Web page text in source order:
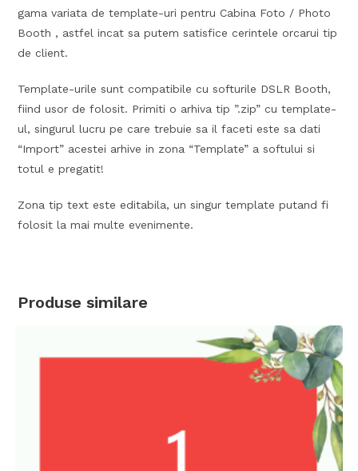
gama variata de template-uri pentru Cabina Foto / Photo
Booth , astfel incat sa putem satisfice cerintele orcarui tip
de client.
Template-urile sunt compatibile cu softurile DSLR Booth,
fiind usor de folosit. Primiti o arhiva tip ”.zip” cu template-
ul, singurul lucru pe care trebuie sa il faceti este sa dati
“Import” acestei arhive in zona “Template” a softului si
totul e pregatit!
Zona tip text este editabila, un singur template putand fi
folosit la mai multe evenimente.
Produse similare